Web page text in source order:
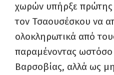
χωρών υπήρξε πρώτης
τον Τσαουσέσκου να
ολοκληρωτικά από
παραμένοντας
Βαρσοβίας, αλλά ως